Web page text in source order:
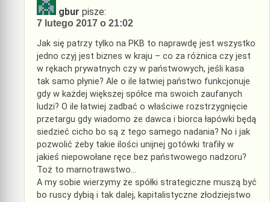
gbur pisze:
7 lutego 2017 o 21:02
Jak się patrzy tylko na PKB to naprawdę jest wszystko
jedno czyj jest biznes w kraju – co za różnica czy jest
w rękach prywatnych czy w państwowych, jeśli kasa
tak samo płynie? Ale o ile łatwiej państwo funkcjonuje
gdy w każdej większej spółce ma swoich zaufanych
ludzi? O ile łatwiej zadbać o właściwe rozstrzygnięcie
przetargu gdy wiadomo że dawca i biorca łapówki będą
siedzieć cicho bo są z tego samego nadania? No i jak
pozwolić żeby takie ilości unijnej gotówki trafiły w
jakieś niepowołane ręce bez państwowego nadzoru?
Toż to marnotrawstwo…
A my sobie wierzymy że spółki strategiczne muszą być
bo ruscy dybią i tak dalej, kapitalistyczne złodziejstwo